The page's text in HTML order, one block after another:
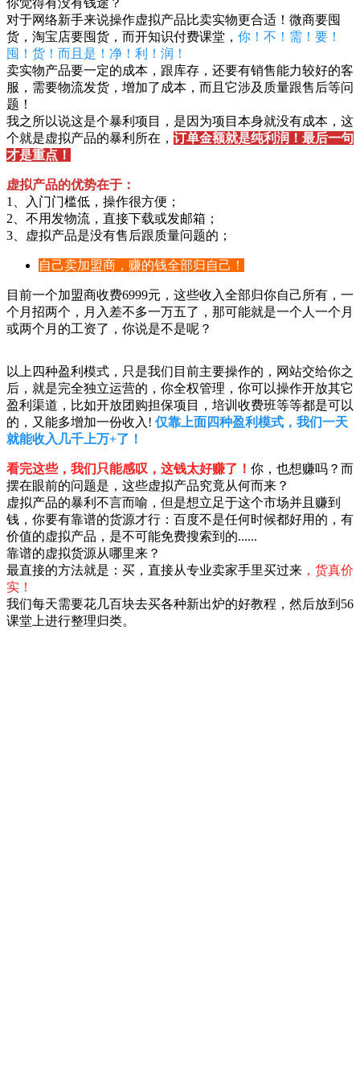
对于网络新手来说操作虚拟产品比卖实物更合适！微商要囤
货，淘宝店要囤货，而开知识付费课堂， 你！不！需！要！
囤！货！而且是！净！利！润！
卖实物产品要一定的成本，跟库存，还要有销售能力较好的客
服，需要物流发货，增加了成本，而且它涉及质量跟售后等问
题！
我之所以说这是个暴利项目，是因为项目本身就没有成本，这
个就是虚拟产品的暴利所在， 订单金额就是纯利润！最后一句
才是重点！
虚拟产品的优势在于：
1、入门门槛低，操作很方便；
2、不用发物流，直接下载或发邮箱；
3、虚拟产品是没有售后跟质量问题的；
自己卖加盟商，赚的钱全部归自己！
目前一个加盟商收费6999元，这些收入全部归你自己所有，一
个月招两个，月入差不多一万五了，那可能就是一个人一个月
或两个月的工资了，你说是不是呢？
以上四种盈利模式，只是我们目前主要操作的，网站交给你之
后，就是完全独立运营的，你全权管理，你可以操作开放其它
盈利渠道，比如开放团购担保项目，培训收费班等等都是可以
的，又能多增加一份收入! 仅靠上面四种盈利模式，我们一天
就能收入几千上万+了！
看完这些，我们只能感叹，这钱太好赚了！ 你，也想赚吗？而
摆在眼前的问题是，这些虚拟产品究竟从何而来？
虚拟产品的暴利不言而喻，但是想立足于这个市场并且赚到
钱，你要有靠谱的货源才行：百度不是任何时候都好用的，有
价值的虚拟产品，是不可能免费搜索到的......
靠谱的虚拟货源从哪里来？
最直接的方法就是：买，直接从专业卖家手里买过来 ，货真价
实！
我们每天需要花几百块去买各种新出炉的好教程，然后放到56
课堂上进行整理归类。